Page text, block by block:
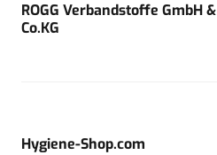
ROGG Verbandstoffe GmbH &
Co.KG
Hygiene-Shop.com